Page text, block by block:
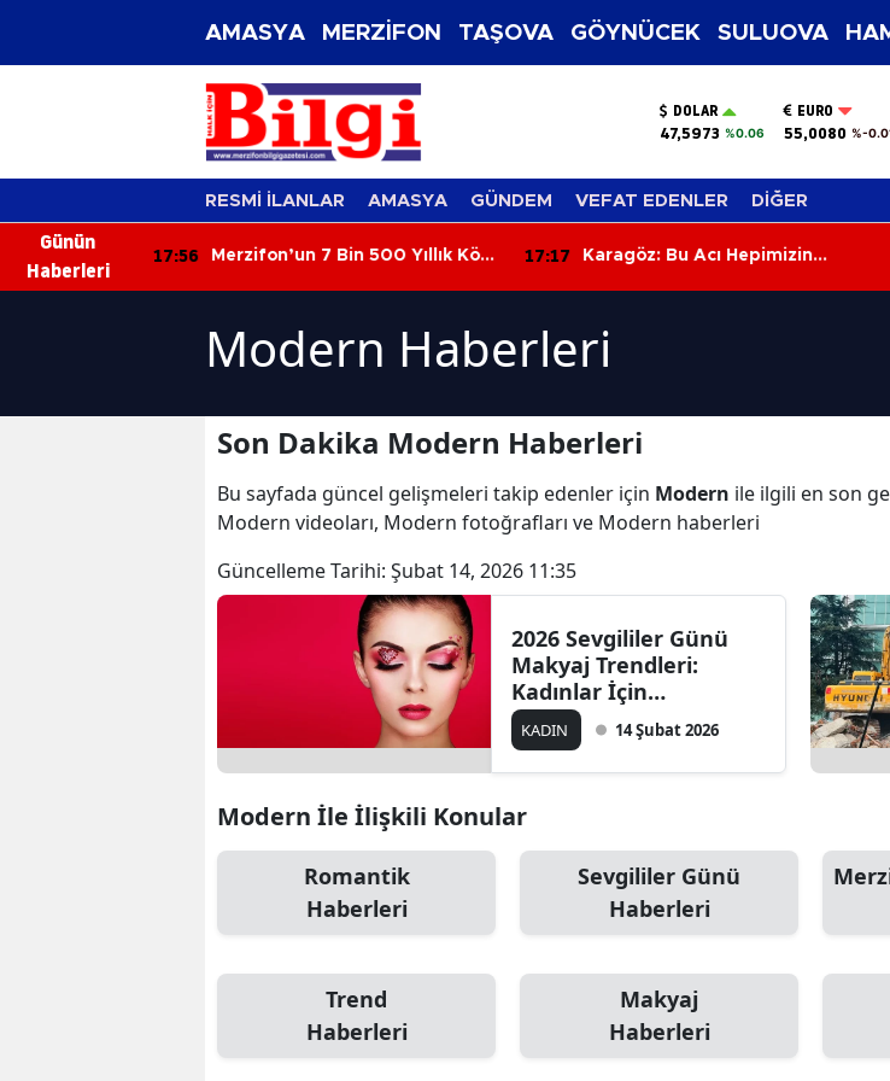
AMASYA MERZİFON TAŞOVA GÖYNÜCEK SULUOVA
DOLAR
47,5973 %0.06
EURO
55,0080 %-
RESMİ İLANLAR AMASYA GÜNDEM VEFAT EDENLER DİĞER
Günün
Haberleri
17:56
Merzifon’un 7 Bin 500 Yıllık Köyü
17:17
Karagöz: Bu Acı Hepimizin
Modern Haberleri
Son Dakika Modern Haberleri
Bu sayfada güncel gelişmeleri takip edenler için Modern ile ilgili en son
Modern videoları, Modern fotoğrafları ve Modern haberleri
Güncelleme Tarihi: Şubat 14, 2026 11:35
2026 Sevgililer Günü
Makyaj Trendleri:
Kadınlar İçin
Romantik, Işıltılı ve
Cesur Dokunuşlar
KADIN 14 Şubat 2026
Modern İle İlişkili Konular
Romantik
Haberleri
Sevgililer Günü
Haberleri
Trend
Haberleri
Makyaj
Haberleri